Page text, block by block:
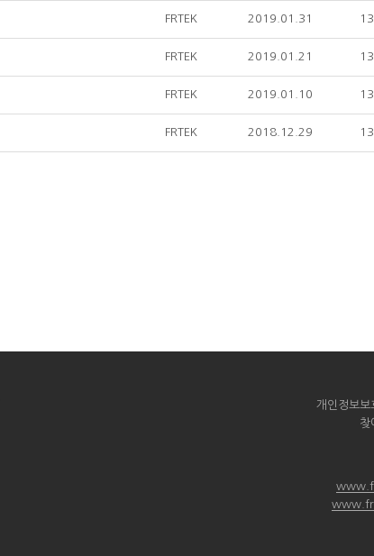
FRTEK 2019.01.31
FRTEK 2019.01.21
FRTEK 2019.01.10
FRTEK 2018.12.29
개인정보보
찾